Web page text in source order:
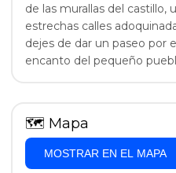
de las murallas del castillo,
estrechas calles
dejes de dar un paseo por
encanto del pequeño
🗺 Mapa
MOSTRAR EN EL MAPA